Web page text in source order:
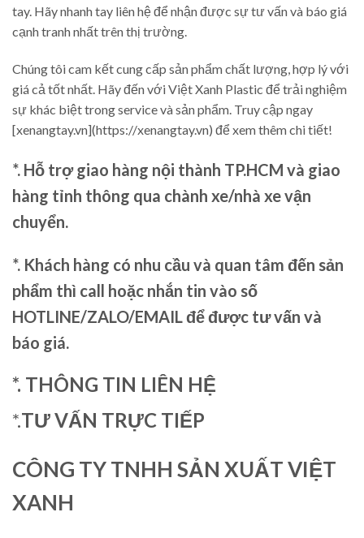
tay. Hãy nhanh tay liên hệ để nhận được sự tư vấn và báo giá
cạnh tranh nhất trên thị trường.
Chúng tôi cam kết cung cấp sản phẩm chất lượng, hợp lý với
giá cả tốt nhất. Hãy đến với Việt Xanh Plastic để trải nghiệm
sự khác biệt trong service và sản phẩm. Truy cập ngay
[xenangtay.vn](https://xenangtay.vn) để xem thêm chi tiết!
*. Hỗ trợ giao hàng nội thành TP.HCM và giao
hàng tỉnh thông qua chành xe/nhà xe vận
chuyển.
*. Khách hàng có nhu cầu và quan tâm đến sản
phẩm thì call hoặc nhắn tin vào số
HOTLINE/ZALO/EMAIL để được tư vấn và
báo giá.
*. THÔNG TIN LIÊN HỆ
*.TƯ VẤN TRỰC TIẾP
CÔNG TY TNHH SẢN XUẤT VIỆT
XANH